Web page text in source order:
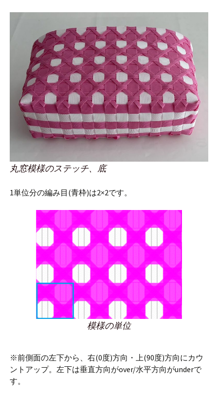
丸窓模様のステッチ、底
1単位分の編み目(青枠)は2×2です。
模様の単位
※前側面の左下から、右(0度)方向・上(90度)方向にカウ
ントアップ。左下は垂直方向がover/水平方向がunderで
す。